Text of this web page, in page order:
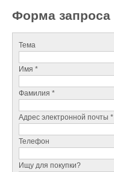
Форма запроса
Тема
Имя *
Фамилия *
Адрес электронной почты *
Телефон
Ищу для покупки?